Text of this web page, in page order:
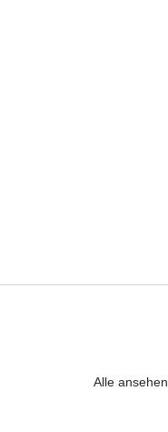
Alle ansehen